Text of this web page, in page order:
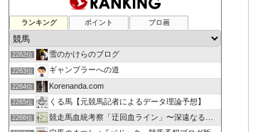
ランキング ポイント ブロ画
2262位 雪のかけらのブログ
2263位 ギャンブラーへの道
2264位 Korenanda.com
2265位 くる馬【元競馬記者によるデータ理論予想】
2266位 競走馬血統考察「迂回血ライン」〜深遠なる血の連鎖〜